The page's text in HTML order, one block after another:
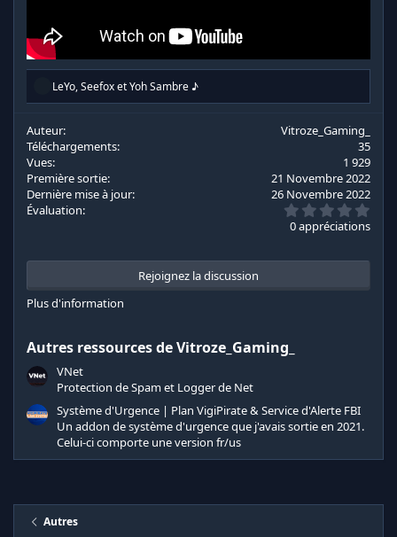
R
c
t
i
o
n
s
:
LeYo,SeefoxetYoh Sambre ♪
Auteur
Vitroze_Gaming_
Téléchargements
35
Vues
1 929
Première sortie
21 Novembre 2022
Dernière mise à jour
26 Novembre 2022
Évaluation
.
0
0 appréciations
Rejoignez la discussion
Plus d'information
Autres ressources de Vitroze_Gaming_
VNet
Protection de Spam et Logger de Net
Système d'Urgence | Plan VigiPirate & Service d'Alerte FBI
Un addon de système d'urgence que j'avais sortie en 2021.
Celui-ci comporte une version fr/us
Autres